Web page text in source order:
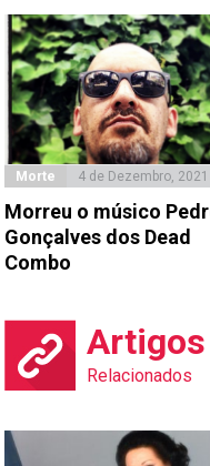
Morte 4 de Dezembro, 2021
Morreu o músico
Gonçalves dos Dead
Combo
Artigos
Relacionados